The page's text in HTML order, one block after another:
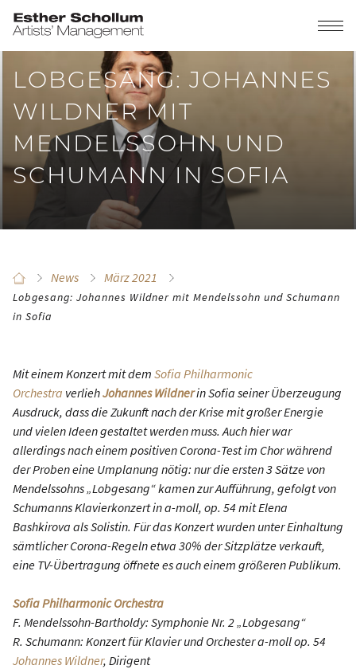
LOBGESANG: JOHANNES
WILDNER MIT
MENDELSSOHN UND
SCHUMANN IN SOFIA
News März 2021
Lobgesang: Johannes Wildner mit Mendelssohn und Schumann
in Sofia
Mit einem Konzert mit dem Sofia Philharmonic
Orchestra verliehJohannes Wildnerin Sofia seiner Überzeugung
Ausdruck, dass die Zukunft nach der Krise mit großer Energie
und vielen Ideen gestaltet werden muss. Auch hier war
allerdings nach einem positiven Corona-Test im Chor während
der Proben eine Umplanung nötig: nur die ersten 3 Sätze von
Mendelssohns „Lobgesang“ kamen zur Aufführung, gefolgt von
Schumanns Klavierkonzert in a-moll, op. 54 mit Elena
Bashkirova als Solistin. Für das Konzert wurden unter Einhaltung
sämtlicher Corona-Regeln etwa 30% der Sitzplätze verkauft,
eine TV-Übertragung öffnete es auch einem größeren Publikum.
Sofia Philharmonic Orchestra
F. Mendelssohn-Bartholdy: Symphonie Nr. 2 „Lobgesang“
R. Schumann: Konzert für Klavier und Orchester a-moll op. 54
Johannes Wildner, Dirigent